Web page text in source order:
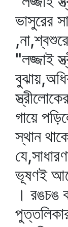
ভাসুরের
"লজ্জাই
গায়ে
স্থান
ভূষণই
। রঙচঙ